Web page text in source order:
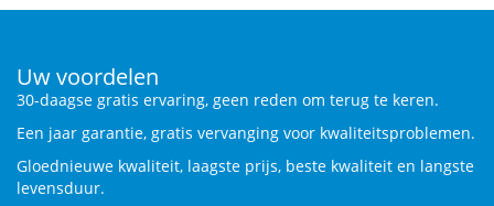
Uw voordelen
30-daagse gratis ervaring, geen reden om terug te keren.
Een jaar garantie, gratis vervanging voor kwaliteitsproblemen.
Gloednieuwe kwaliteit, laagste prijs, beste kwaliteit en langste
levensduur.